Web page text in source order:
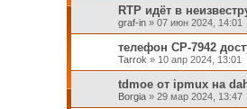
RTP идёт в
graf-in» 07 июн 2024, 14:01
телефон CP-7942
Tarrok » 10 апр 2024, 13:01
tdmoe от ipmux на
Borgia» 29 мар 2024, 13:47